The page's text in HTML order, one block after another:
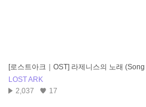
[로스트아크｜OST] 라제니스의 노래
LOST ARK
2,037
17